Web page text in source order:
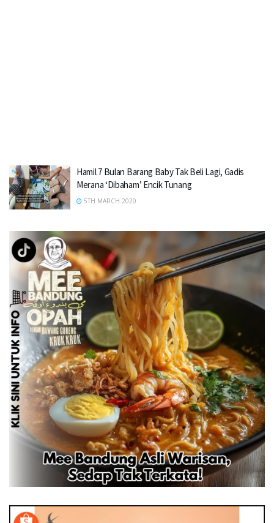
Hamil 7 Bulan Barang Baby Tak Beli Lagi, Gadis
Merana ‘Dibaham’ Encik Tunang
5TH MARCH 2020